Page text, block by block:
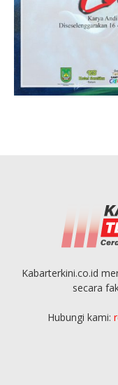
Kabarterkini.co.id
secara
Hubungi kami: